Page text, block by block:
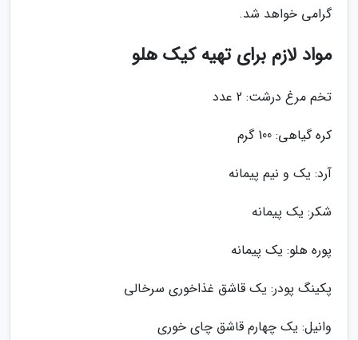
گرامی خواهد شد.
مواد لازم برای تهیه کیک هلو
تخم مرغ درشت: 2 عدد
کره گیاهی: 100 گرم
آرد: یک و نیم پیمانه
شکر: یک پیمانه
پوره هلو: یک پیمانه
پکینگ پودر: یک قاشق غذاخوری سرخالی
وانیل: یک چهارم قاشق چای خوری